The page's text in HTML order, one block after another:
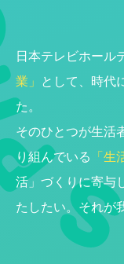
日本テレビホール
業」
として、時代
た。
そのひとつが生活
り組んでいる
「生
活」づくりに寄与
たしたい。それが